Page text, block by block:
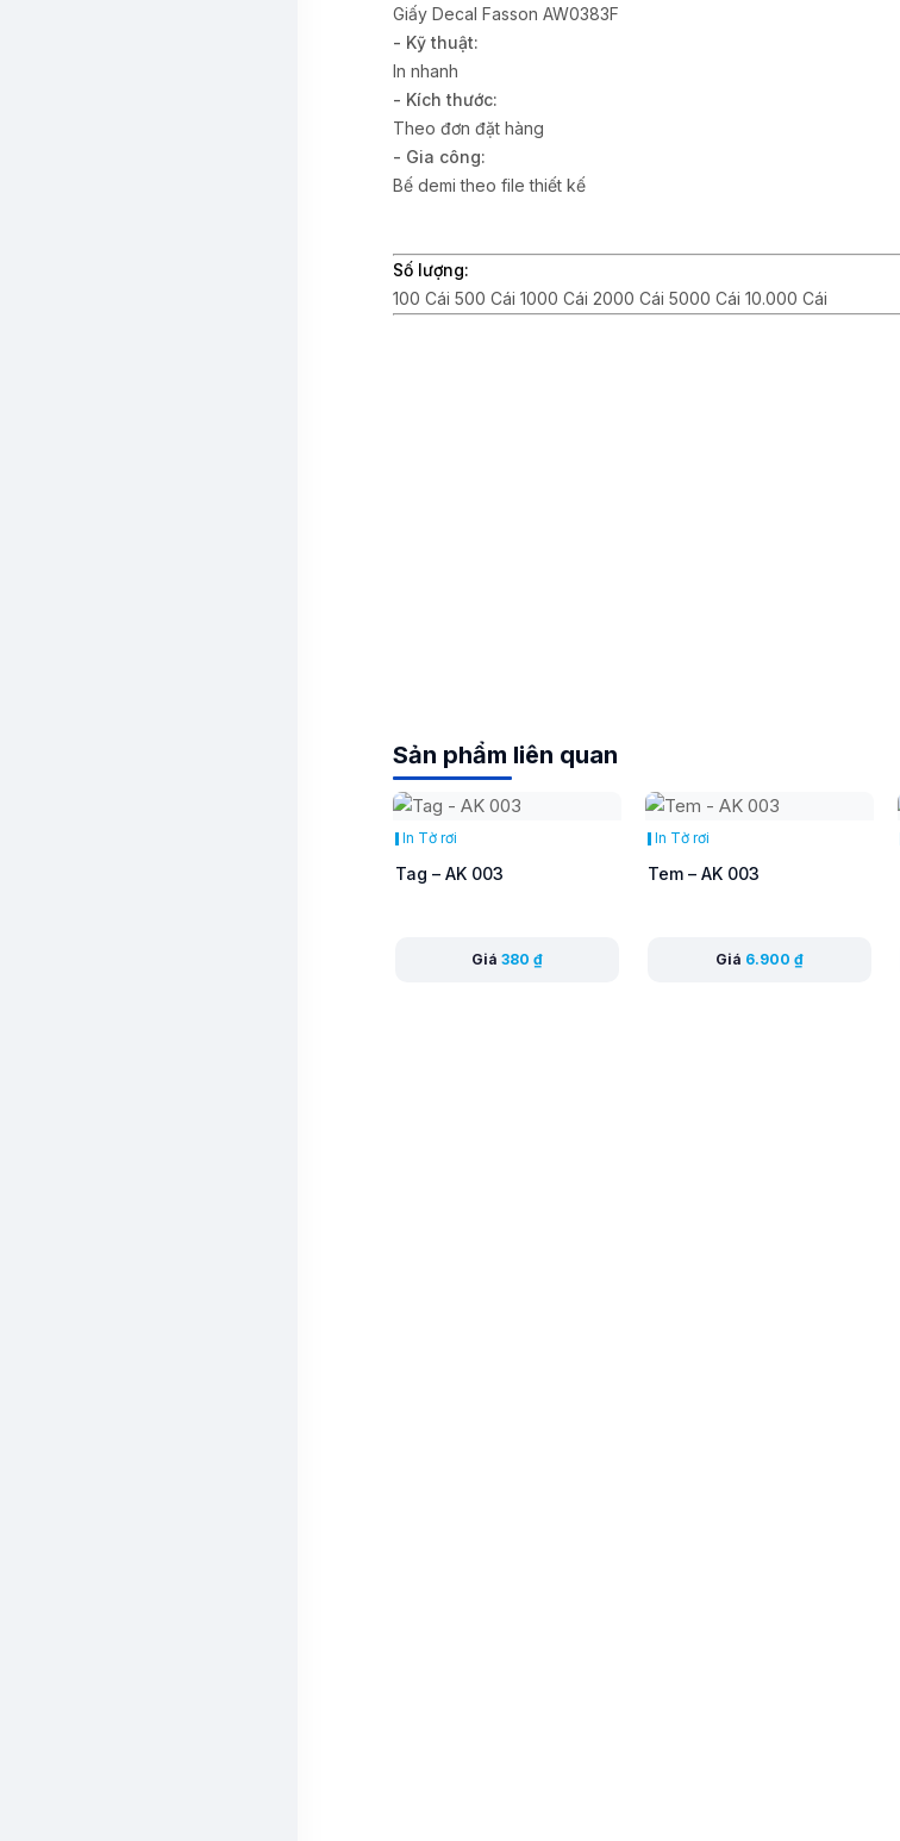
Giấy Decal Fasson AW0383F
- Kỹ thuật:
In nhanh
- Kích thước:
Theo đơn đặt hàng
- Gia công:
Bế demi theo file thiết kế
Số lượng:
100 Cái 500 Cái 1000 Cái 2000 Cái 5000 Cái 10.000 Cái
Sản phẩm liên quan
In Tờ rơi
Tag – AK 003
Giá 380 ₫
In Tờ rơi
Tem – AK 003
Giá 6.900 ₫